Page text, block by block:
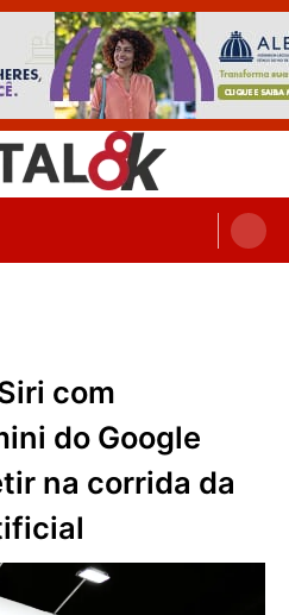
– Seu portal de
com
do Google
na corrida da